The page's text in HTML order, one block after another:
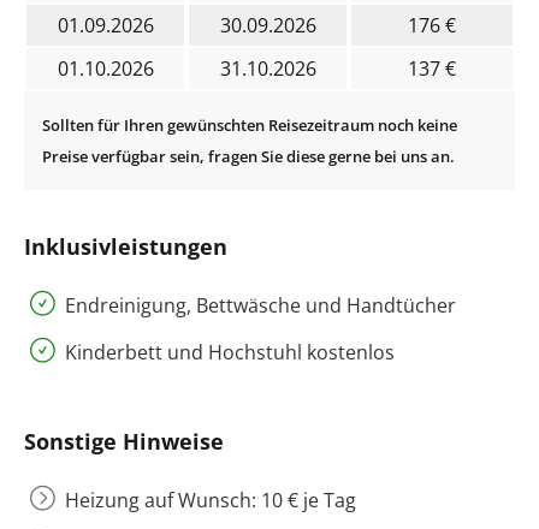
01.09.2026
30.09.2026
176 €
01.10.2026
31.10.2026 137 €
Inklusivleistungen
Endreinigung, Bettwäsche und Handtücher
Kinderbett und Hochstuhl kostenlos
Sonstige Hinweise
Heizung auf Wunsch: 10 € je Tag